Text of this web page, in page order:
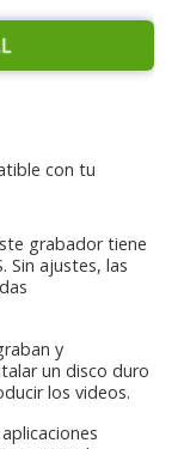
con tu
grabador tiene
Sin ajustes, las
y
un disco duro
los videos.